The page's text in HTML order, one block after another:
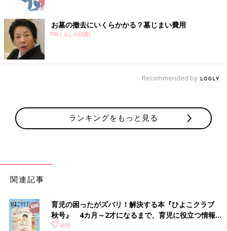
お墓の撤去にいくらかかる？墓じまい費用
PR(くらしの話題)
Recommended by
ランキングをもっと見る
関連記事
育児の困ったがズバリ！解決する本『ひよこクラブ
秋号』 4カ月～2才になるまで、育児に役立つ情報が
いっぱい！
妊活